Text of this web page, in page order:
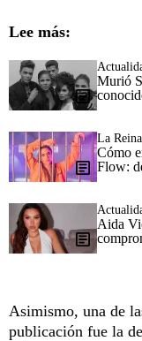
Lee más:
Murió
La
Cómo
Flow:
Aida
Asimismo, una de
publicación fue la